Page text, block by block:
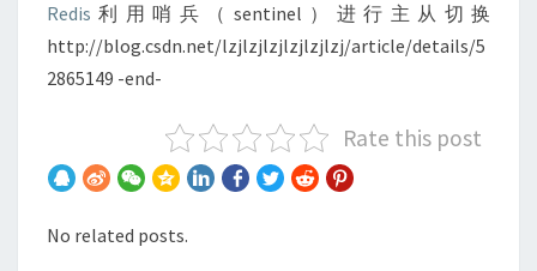
哨
SENTINEL
进
行
Redis 利用哨兵（sentinel）进行主从切换
http://blog.csdn.net/lzjlzjlzjlzjlzjlzj/article/details/5
2865149 -end-
Rate this post
No related posts.